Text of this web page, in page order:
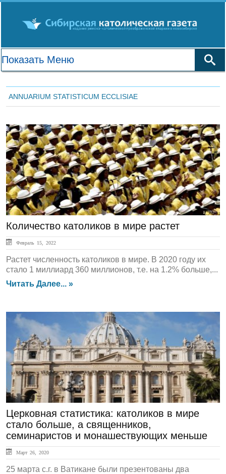
ANNUARIUM STATISTICUM ECCLISIAE
ЛЕНТА НОВОСТЕЙ
Количество католиков в мире растет
Февраль 15, 2022
Растет численность католиков в мире. В 2020 году их
стало 1 миллиард 360 миллионов, т.е. на 1.2% больше,...
Читать Далее... »
ЛЕНТА НОВОСТЕЙ
Церковная статистика: католиков в мире
стало больше, а священников,
семинаристов и монашествующих меньше
Март 26, 2020
25 марта с.г. в Ватикане были презентованы два